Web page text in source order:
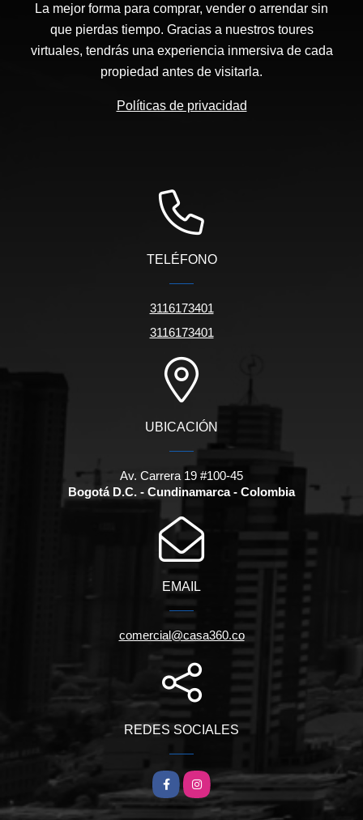
La mejor forma para comprar, vender o arrendar sin
que pierdas tiempo. Gracias a nuestros toures
virtuales, tendrás una experiencia inmersiva de cada
propiedad antes de visitarla.
Políticas de privacidad
TELÉFONO
3116173401
3116173401
UBICACIÓN
Av. Carrera 19 #100-45
Bogotá D.C. - Cundinamarca - Colombia
EMAIL
comercial@casa360.co
REDES SOCIALES
FacebookInstagram